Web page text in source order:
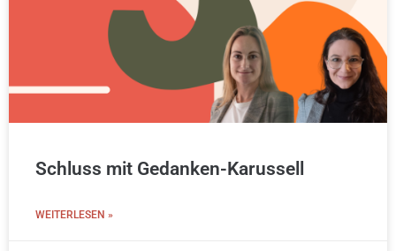
Schluss mit Gedanken-Karussell
WEITERLESEN »